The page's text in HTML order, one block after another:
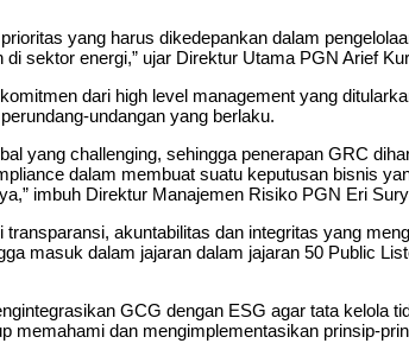
yang harus dikedepankan dalam
sektor energi,” ujar Direktur Utama PGN Arief
dari high level management yang
undangan yang berlaku.
yang challenging, sehingga penerapan GRC
dalam membuat suatu keputusan bisnis
imbuh Direktur Manajemen Risiko PGN Eri
akuntabilitas dan integritas yang
masuk dalam jajaran dalam jajaran 50 Public
GCG dengan ESG agar tata kelola
dan mengimplementasikan prinsip-